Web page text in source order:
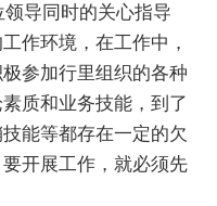
导同时的关心指导
作环境，在工作中，
参加行里组织的各种
质和业务技能，到了
能等都存在一定的欠
开展工作，就必须先